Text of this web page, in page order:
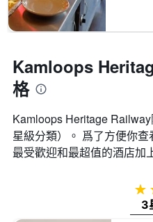
Kamloops
格
Kamloops Heritage
星級分類）。 爲了方便你
最受歡迎和最超值的酒店加
3